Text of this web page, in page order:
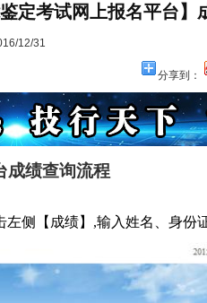
定考试网上报名平台】
12/31
分享到：
成绩查询流程
左侧【成绩】 ,输入姓名、身份